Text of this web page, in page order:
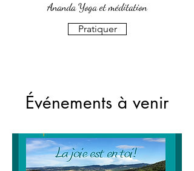
Ananda Yoga et méditation
Pratiquer
Événements à venir